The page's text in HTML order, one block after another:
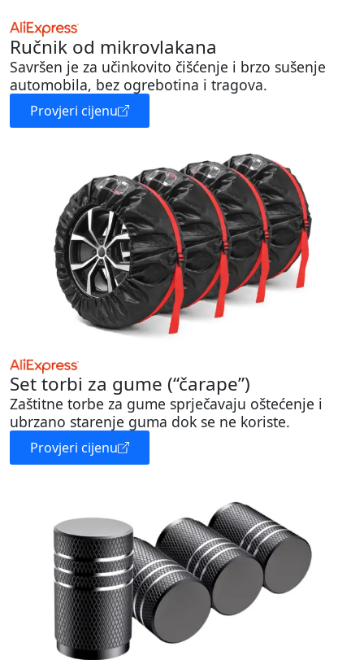
Ručnik od mikrovlakana
Savršen je za učinkovito čišćenje i brzo sušenje
automobila, bez ogrebotina i tragova.
Provjeri cijenu
Set torbi za gume (“čarape”)
Zaštitne torbe za gume sprječavaju oštećenje i
ubrzano starenje guma dok se ne koriste.
Provjeri cijenu